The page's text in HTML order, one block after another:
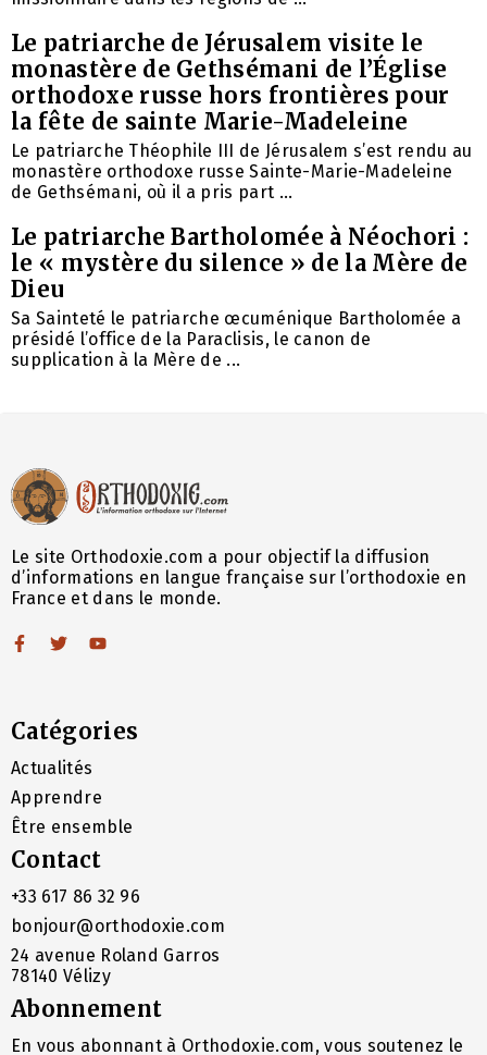
Le patriarche de Jérusalem visite le
monastère de Gethsémani de l’Église
orthodoxe russe hors frontières pour
la fête de sainte Marie-Madeleine
Le patriarche Théophile III de Jérusalem s’est rendu au
monastère orthodoxe russe Sainte-Marie-Madeleine
de Gethsémani, où il a pris part ...
Le patriarche Bartholomée à Néochori :
le « mystère du silence » de la Mère de
Dieu
Sa Sainteté le patriarche œcuménique Bartholomée a
présidé l’office de la Paraclisis, le canon de
supplication à la Mère de ...
Le site Orthodoxie.com a pour objectif la diffusion
d’informations en langue française sur l’orthodoxie en
France et dans le monde.
Catégories
Actualités
Apprendre
Être ensemble
Contact
+33 617 86 32 96
bonjour@orthodoxie.com
24 avenue Roland Garros
78140 Vélizy
Abonnement
En vous abonnant à Orthodoxie.com, vous soutenez le